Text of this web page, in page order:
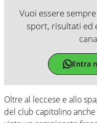
Vuoi essere
sport, risultati ed
Entra
Oltre al leccese e allo
del club capitolino